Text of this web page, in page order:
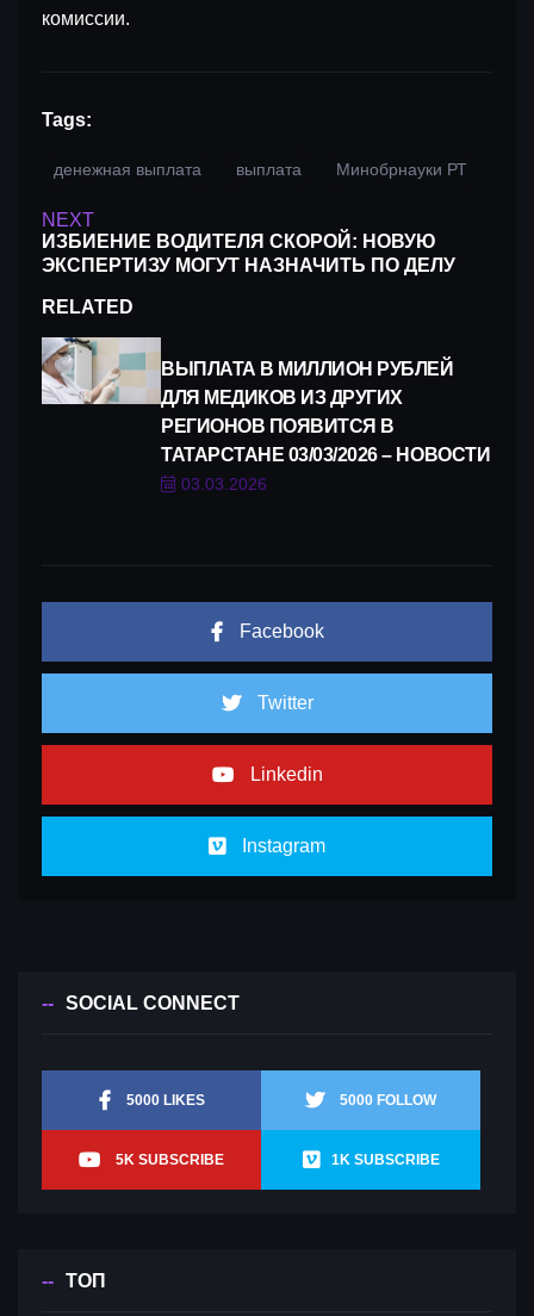
комиссии.
Tags:
денежная выплата выплата Минобрнауки РТ
NEXT
ИЗБИЕНИЕ ВОДИТЕЛЯ СКОРОЙ: НОВУЮ
ЭКСПЕРТИЗУ МОГУТ НАЗНАЧИТЬ ПО ДЕЛУ
RELATED
ВЫПЛАТА В МИЛЛИОН РУБЛЕЙ
ДЛЯ МЕДИКОВ ИЗ ДРУГИХ
РЕГИОНОВ ПОЯВИТСЯ В
ТАТАРСТАНЕ 03/03/2026 – НОВОСТИ
03.03.2026
Facebook
Twitter
Linkedin
Instagram
SOCIAL CONNECT
5000 LIKES 5000 FOLLOW
5K SUBSCRIBE 1K SUBSCRIBE
ТОП